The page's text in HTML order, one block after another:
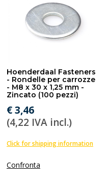
Hoenderdaal Fasteners
- Rondelle per carrozze
- M8 x 30 x 1,25 mm -
Zincato (100 pezzi)
€ 3,46
(4,22 IVA incl.)
Click for shipping information
Confronta